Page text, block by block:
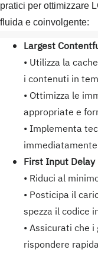
pratici per ottimizzare
fluida e coinvolgente:
Largest
• Utilizza la
i contenuti in
• Ottimizza le
appropriate e
• Implementa
First Input Delay
• Riduci al
• Posticipa il
spezza il codice
• Assicurati che
rispondere